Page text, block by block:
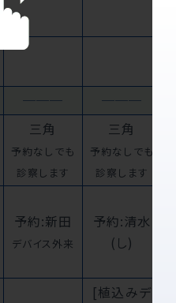
───
───
三角
予約なしでも
診察します
三角
予約なしでも
診察します
予約:新田
デバイス外来
予約:清水
(し)
[植込みデ